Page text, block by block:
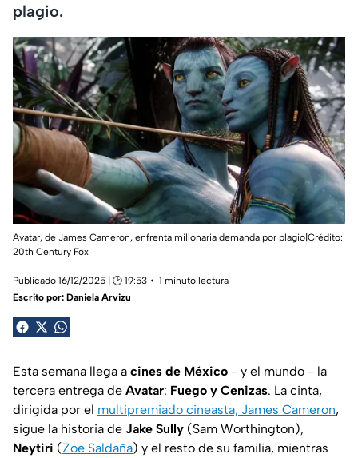
plagio.
Avatar, de James Cameron, enfrenta millonaria demanda por plagio|Crédito:
20th Century Fox
Publicado 16/12/2025 | 🕑 19:53
1 minuto lectura
Escrito por: Daniela Arvizu
Esta semana llega a cines de México - y el mundo - la
tercera entrega de Avatar: Fuego y Cenizas. La cinta,
dirigida por el multipremiado cineasta, James Cameron,
sigue la historia de Jake Sully (Sam Worthington),
Neytiri (Zoe Saldaña) y el resto de su familia, mientras